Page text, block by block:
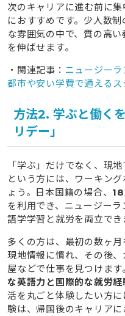
7.1Q1. 今の仕事は辞
7.2Q2. 英語力に自信
7.3Q3. 留学のデメリ
7.4Q4. どんなビザが
ビケン留学
8.1
8.2留学経験者のプロ
8.3
英語力と実践力を
9自分にぴったりのニュ
で実現しよう
次のキャリアに進む前に
におすすめです。少人数
な雰囲気の中で、質の高
を伸ばせます。
・関連記事： ニュージー
都市や安い学費で通える
方法2. 学ぶと働く
リデー」
「学ぶ」だけでなく、現
という方には、ワーキン
ょう。日本国籍の場合、
を利用でき、ニュージーラ
語学学習と就労を両立でき
多くの方は、最初の数ヶ
現地情報に慣れ、その後
屋などで仕事を見つけます
な英語力と国際的な就労経
活を丸ごと体験したい方
験は、帰国後のキャリア